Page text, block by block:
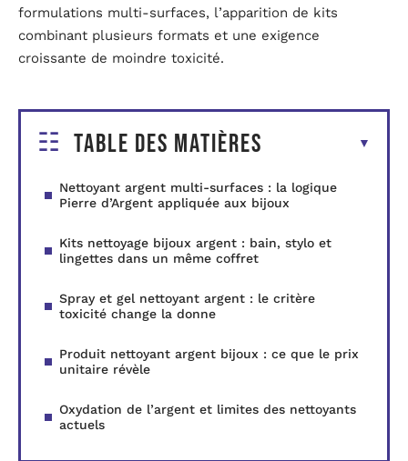
formulations multi-surfaces, l’apparition de kits
combinant plusieurs formats et une exigence
croissante de moindre toxicité.
Table des matières
Nettoyant argent multi-surfaces : la logique
Pierre d’Argent appliquée aux bijoux
Kits nettoyage bijoux argent : bain, stylo et
lingettes dans un même coffret
Spray et gel nettoyant argent : le critère
toxicité change la donne
Produit nettoyant argent bijoux : ce que le prix
unitaire révèle
Oxydation de l’argent et limites des nettoyants
actuels